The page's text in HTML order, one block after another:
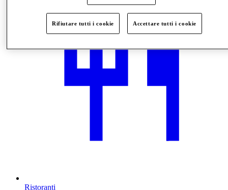
Ristoranti
Rifiutare tutti i cookie Accettare tutti i cookie